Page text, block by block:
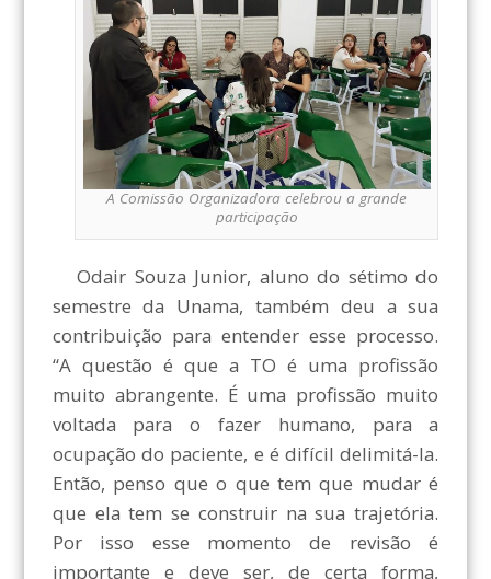
A Comissão Organizadora celebrou a grande
participação
Odair Souza Junior, aluno do sétimo do
semestre da Unama, também deu a sua
contribuição para entender esse processo.
“A questão é que a TO é uma profissão
muito abrangente. É uma profissão muito
voltada para o fazer humano, para a
ocupação do paciente, e é difícil delimitá-la.
Então, penso que o que tem que mudar é
que ela tem se construir na sua trajetória.
Por isso esse momento de revisão é
importante e deve ser, de certa forma,